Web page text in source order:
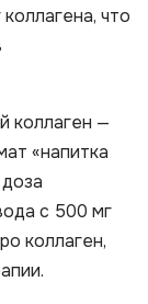
что
коллаген —
«напитка
с 500 мг
коллаген,